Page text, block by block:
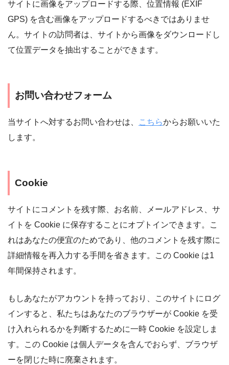
サイトに画像をアップロードする際、位置情報 (EXIF
GPS) を含む画像をアップロードするべきではありませ
ん。サイトの訪問者は、サイトから画像をダウンロードし
て位置データを抽出することができます。
お問い合わせフォーム
当サイトへ対するお問い合わせは、 こちらからお願いいた
します。
Cookie
サイトにコメントを残す際、お名前、メールアドレス、サ
イトを Cookie に保存することにオプトインできます。こ
れはあなたの便宜のためであり、他のコメントを残す際に
詳細情報を再入力する手間を省きます。この Cookie は1
年間保持されます。
もしあなたがアカウントを持っており、このサイトにログ
インすると、私たちはあなたのブラウザーが Cookie を受
け入れられるかを判断するために一時 Cookie を設定しま
す。この Cookie は個人データを含んでおらず、ブラウザ
ーを閉じた時に廃棄されます。